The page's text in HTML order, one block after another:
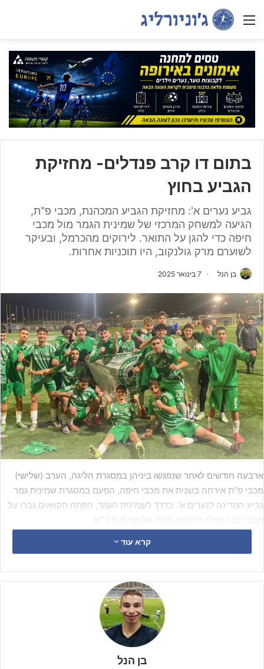
Menu
בתום דו קרב פנדלים- מחזיקת
הגביע בחוץ
גביע נערים א': מחזיקת הגביע המכהנת, מכבי פ"ת,
הגיעה למשחק המרכזי של שמינית הגמר מול מכבי
חיפה כדי להגן על התואר. לירוקים מהכרמל, ובעיקר
לשוערם מרק גולנקוב, היו תוכניות אחרות.
בן הנל 7 בינואר 2025
ארבעה חודשים לאחר שנפגשו ביניהן במסגרת הליגה, הערב (שלישי)
מכבי פ"ת אירחה בשנית את מכבי חיפה, הפעם במסגרת שמינית גמר
גביע המדינה לנערים א'. בדרך לשמינית הגמר, הפתח תקוואים גברו על
קרא עוד
בן הנל